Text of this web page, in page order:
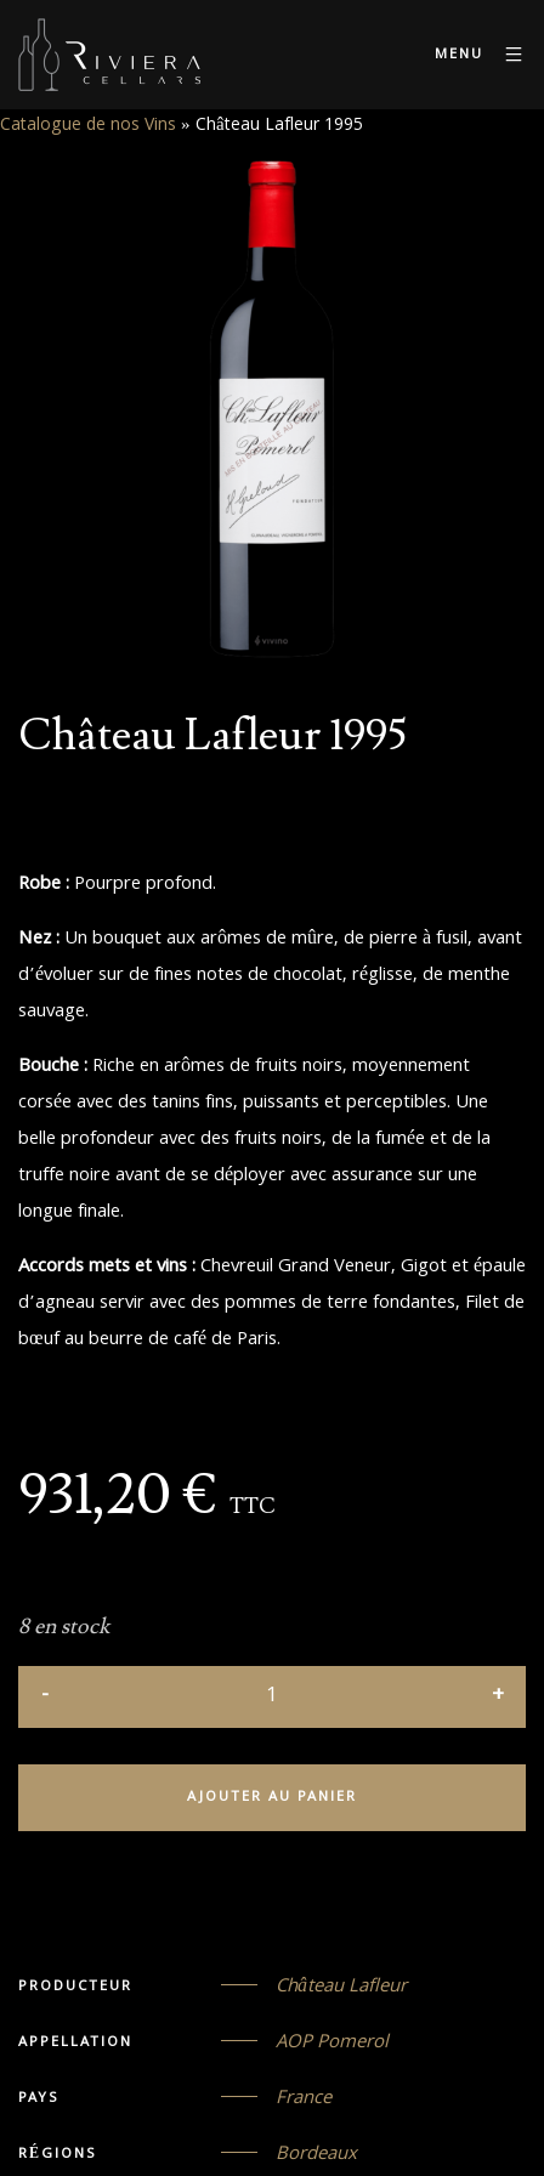
MENU
Catalogue de nos Vins » Château Lafleur 1995
Château Lafleur 1995
Robe :Pourpre profond.
Nez :Un bouquet aux arômes de mûre, de pierre à fusil, avant
d’évoluer sur de fines notes de chocolat, réglisse, de menthe
sauvage.
Bouche :Riche en arômes de fruits noirs, moyennement
corsée avec des tanins fins, puissants et perceptibles. Une
belle profondeur avec des fruits noirs, de la fumée et de la
truffe noire avant de se déployer avec assurance sur une
longue finale.
Accords mets et vins :Chevreuil Grand Veneur, Gigot et épaule
d’agneau servir avec des pommes de terre fondantes, Filet de
bœuf au beurre de café de Paris.
931,20€ TTC
8 en stock
AJOUTER AU PANIER
PRODUCTEUR Château Lafleur
APPELLATION AOP Pomerol
PAYS France
RÉGIONS Bordeaux